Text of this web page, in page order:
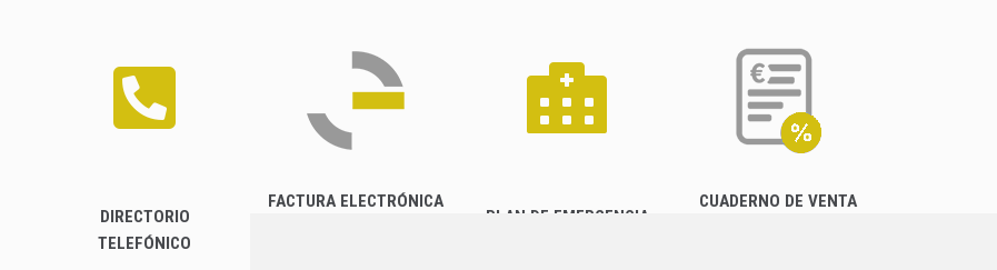
DIRECTORIO
TELEFÓNICO
FACTURA ELECTRÓNICA
PLAN DE EMERGENCIA
CUADERNO DE VENTA